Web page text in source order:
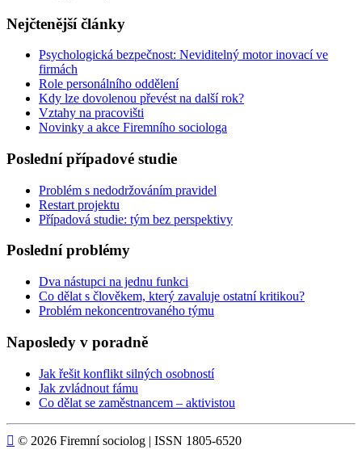
Nejčtenější články
Psychologická bezpečnost: Neviditelný motor inovací ve
firmách
Role personálního oddělení
Kdy lze dovolenou převést na další rok?
Vztahy na pracovišti
Novinky a akce Firemního sociologa
Poslední případové studie
Problém s nedodržováním pravidel
Restart projektu
Případová studie: tým bez perspektivy
Poslední problémy
Dva nástupci na jednu funkci
Co dělat s člověkem, který zavaluje ostatní kritikou?
Problém nekoncentrovaného týmu
Naposledy v poradně
Jak řešit konflikt silných osobností
Jak zvládnout fámu
Co dělat se zaměstnancem – aktivistou
 © 2026 Firemní sociolog | ISSN 1805-6520